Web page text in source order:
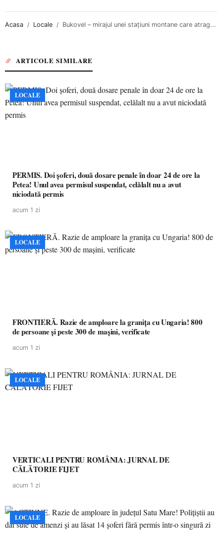
Acasa Locale Bukovel – mirajul unei staţiuni montane care atrag...
ARTICOLE SIMILARE
LOCALE
PERMIS. Doi șoferi, două dosare penale în doar 24 de ore la
Petea! Unul avea permisul suspendat, celălalt nu a avut
niciodată permis
acum 1 zi
LOCALE
FRONTIERĂ. Razie de amploare la granița cu Ungaria! 800
de persoane și peste 300 de mașini, verificate
acum 1 zi
LOCALE
VERTICALI PENTRU ROMÂNIA: JURNAL DE
CĂLĂTORIE FIJET
acum 1 zi
LOCALE